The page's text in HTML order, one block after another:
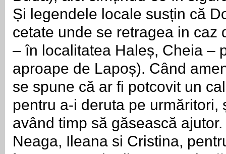
Și legendele locale susțin că
cetate unde se retragea in caz
– în localitatea Haleș, Cheia –
aproape de Lapoș). Când
se spune că ar fi potcovit un
pentru a-i deruta pe
având timp să găsească
Neaga, Ileana si Cristina,